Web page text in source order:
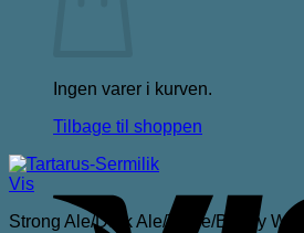
Ingen varer i kurven.
Tilbage til shoppen
Vis
Strong Ale/Dark Ale/Triple/Barley Wine